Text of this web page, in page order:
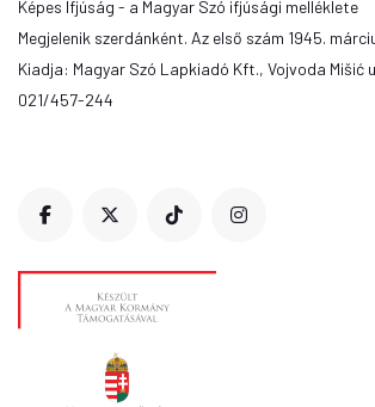
Képes Ifjúság - a Magyar Szó ifjúsági melléklete
Megjelenik szerdánként. Az első szám 1945.
Kiadja: Magyar Szó Lapkiadó Kft., Vojvoda Mišić
021/457-244